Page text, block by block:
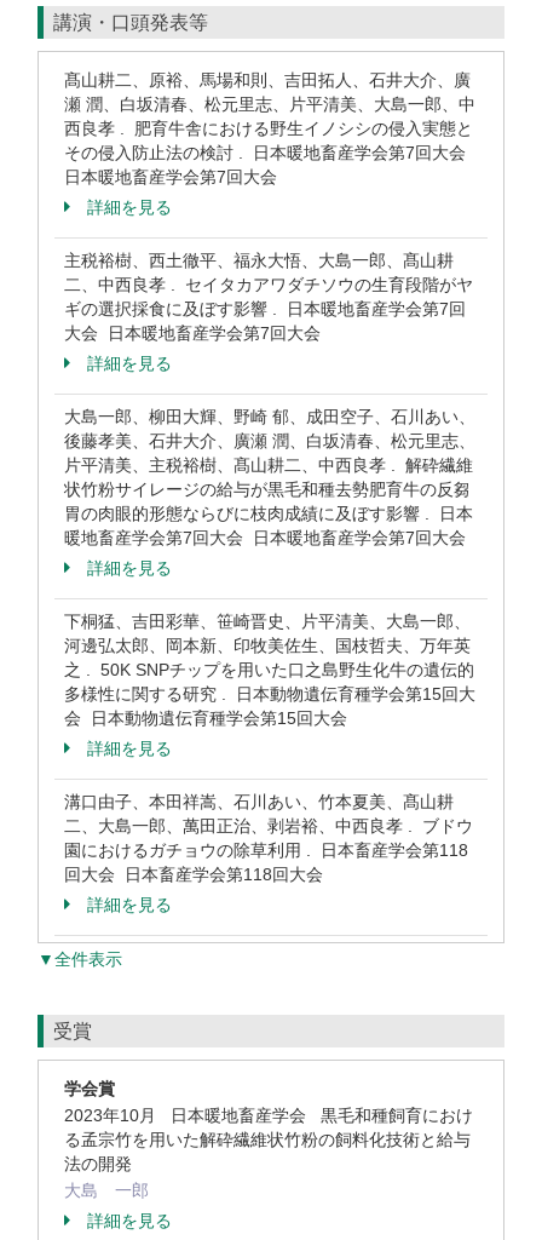
講演・口頭発表等
髙山耕二、原裕、馬場和則、吉田拓人、石井大介、廣
瀬 潤、白坂清春、松元里志、片平清美、大島一郎、中
西良孝 . 肥育牛舎における野生イノシシの侵入実態と
その侵入防止法の検討 . 日本暖地畜産学会第7回大会
日本暖地畜産学会第7回大会
詳細を見る
主税裕樹、西土徹平、福永大悟、大島一郎、髙山耕
二、中西良孝 . セイタカアワダチソウの生育段階がヤ
ギの選択採食に及ぼす影響 . 日本暖地畜産学会第7回
大会 日本暖地畜産学会第7回大会
詳細を見る
大島一郎、柳田大輝、野崎 郁、成田空子、石川あい、
後藤孝美、石井大介、廣瀬 潤、白坂清春、松元里志、
片平清美、主税裕樹、髙山耕二、中西良孝 . 解砕繊維
状竹粉サイレージの給与が黒毛和種去勢肥育牛の反芻
胃の肉眼的形態ならびに枝肉成績に及ぼす影響 . 日本
暖地畜産学会第7回大会 日本暖地畜産学会第7回大会
詳細を見る
下桐猛、吉田彩華、笹崎晋史、片平清美、大島一郎、
河邊弘太郎、岡本新、印牧美佐生、国枝哲夫、万年英
之 . 50K SNPチップを用いた口之島野生化牛の遺伝的
多様性に関する研究 . 日本動物遺伝育種学会第15回大
会 日本動物遺伝育種学会第15回大会
詳細を見る
溝口由子、本田祥嵩、石川あい、竹本夏美、髙山耕
二、大島一郎、萬田正治、剥岩裕、中西良孝 . ブドウ
園におけるガチョウの除草利用 . 日本畜産学会第118
回大会 日本畜産学会第118回大会
詳細を見る
▼全件表示
受賞
学会賞
2023年10月 日本暖地畜産学会 黒毛和種飼育におけ
る孟宗竹を用いた解砕繊維状竹粉の飼料化技術と給与
法の開発
大島 一郎
詳細を見る